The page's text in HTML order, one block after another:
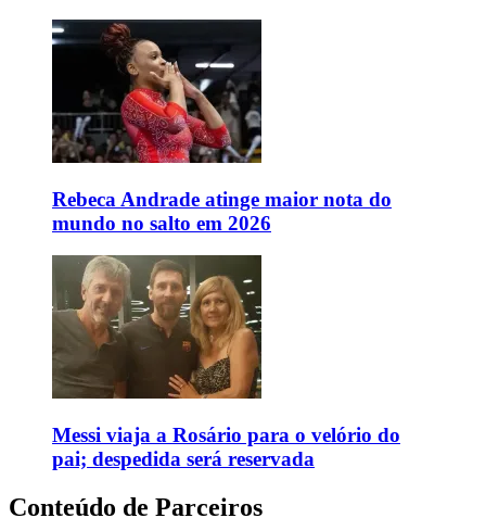
Rebeca Andrade atinge maior nota do
mundo no salto em 2026
Messi viaja a Rosário para o velório do
pai; despedida será reservada
Conteúdo de Parceiros